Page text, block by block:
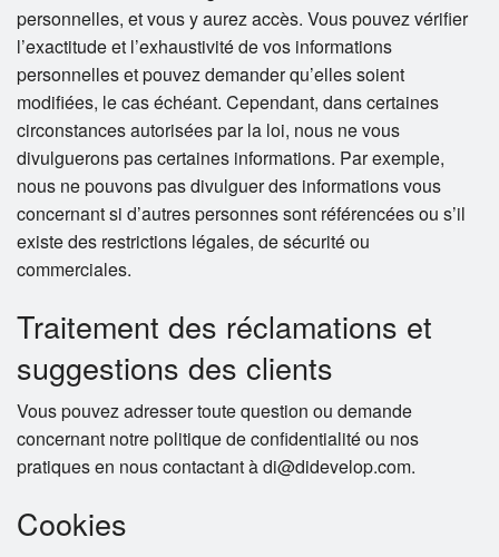
personnelles, et vous y aurez accès. Vous pouvez vérifier
l’exactitude et l’exhaustivité de vos informations
personnelles et pouvez demander qu’elles soient
modifiées, le cas échéant. Cependant, dans certaines
circonstances autorisées par la loi, nous ne vous
divulguerons pas certaines informations. Par exemple,
nous ne pouvons pas divulguer des informations vous
concernant si d’autres personnes sont référencées ou s’il
existe des restrictions légales, de sécurité ou
commerciales.
Traitement des réclamations et
suggestions des clients
Vous pouvez adresser toute question ou demande
concernant notre politique de confidentialité ou nos
pratiques en nous contactant à di@didevelop.com.
Cookies